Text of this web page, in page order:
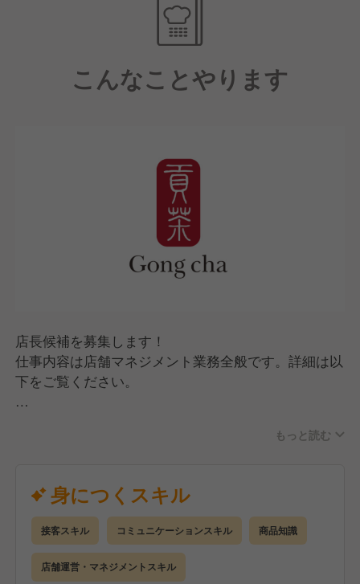
「女性が活躍できる現場」として女性スタッフが多
く、店長にも女性が多く在籍しています。
また、残業時間を減らしたり、閑散期には休みを増や
したりと、スタッフにとって働きやすい環境づくりに
努めています。こんなことやります
店長候補を募集します！
仕事内容は店舗マネジメント業務全般です。詳細は以
下をご覧ください。
■ スタッフのスキルアップ・教育
■採用活動（募集掲出、受付、面接など）
■SC事務所・近隣店舗との連携
業務オペレーションに専門的なスキルは不要なので、
もっと読む
身につくスキル
接客スキル コミュニケーションスキル 商品知識
店舗運営・マネジメントスキル